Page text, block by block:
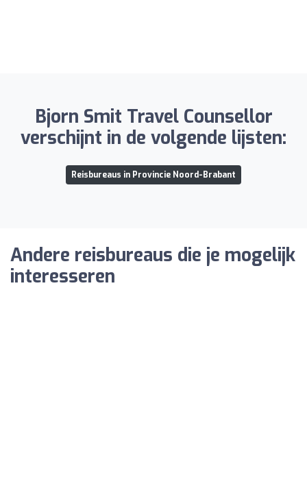
Bjorn Smit Travel Counsellor
verschijnt in de volgende lijsten:
Reisbureaus in Provincie Noord-Brabant
Andere reisbureaus die je mogelijk
interesseren